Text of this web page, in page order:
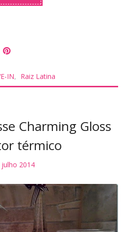
IN, Raiz Latina
Charming Gloss
térmico
julho 2014